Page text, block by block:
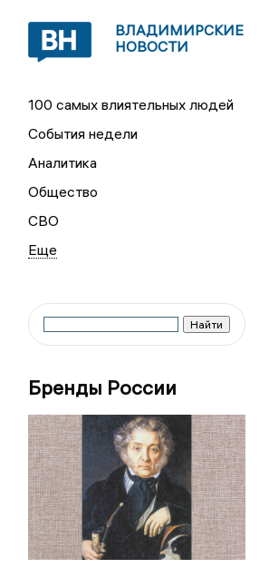
ВЛАДИМИРСКИЕ
НОВОСТИ
100 самых влиятельных людей
События недели
Аналитика
Общество
СВО
Бренды России